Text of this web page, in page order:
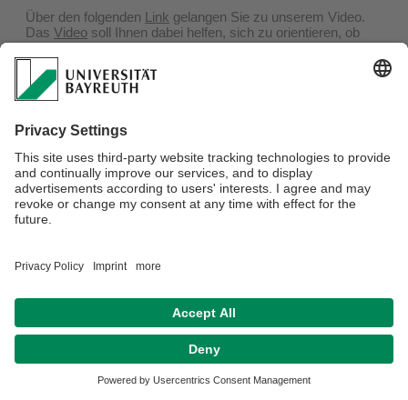
Über den folgenden Link gelangen Sie zu unserem Video.
Das Video soll Ihnen dabei helfen, sich zu orientieren, ob
das Lehramtsstudium für das Fach Geographie an der
Universität Bayreuth für Sie die richtige Wahl sein könnte.
Datenschutz / Disclaimer Impressum Hausordnung
Kontakt
Barrierefreiheitserklärung